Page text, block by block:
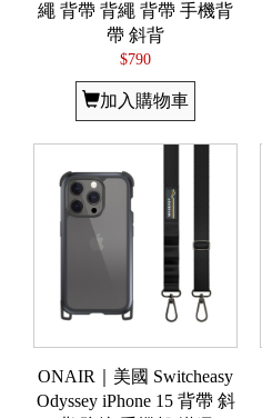
繩 背帶 背繩 背帶 手機背
帶 斜背
$790
加入購物車
ONAIR｜美國 Switcheasy
Odyssey iPhone 15 背帶 斜